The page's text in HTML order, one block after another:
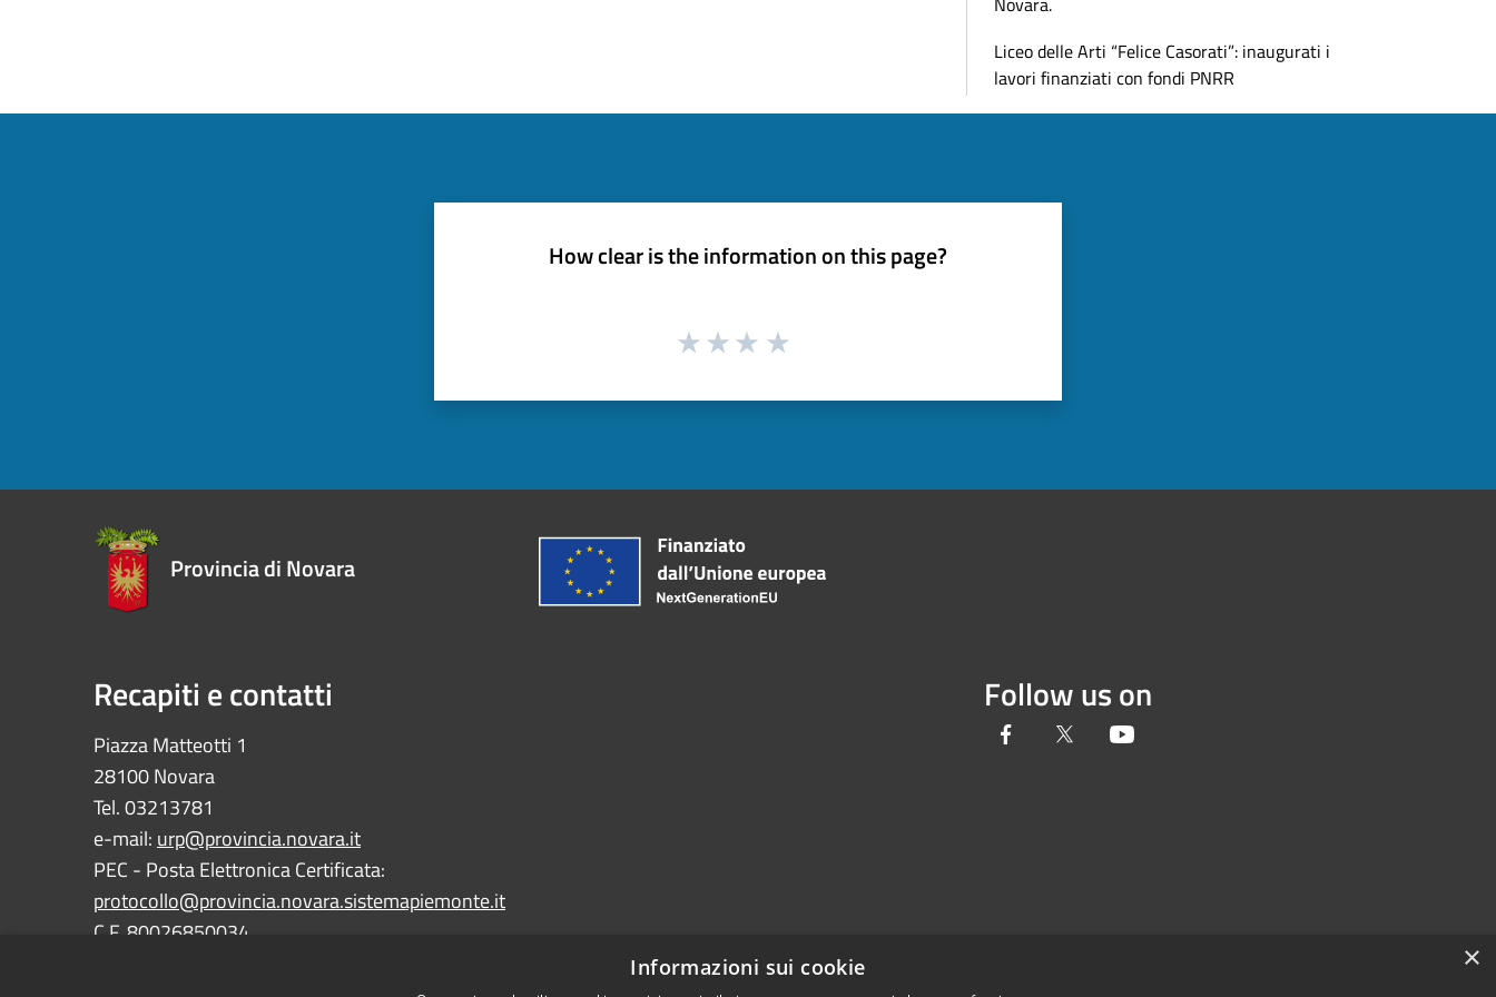
Liceo delle Arti “Felice Casorati”: inaugurati i
lavori finanziati con fondi PNRR
How clear is the information on this page?
Provincia di Novara
Recapiti e contatti
Piazza Matteotti 1
28100 Novara
Tel. 03213781
e-mail: urp@provincia.novara.it
PEC - Posta Elettronica Certificata:
protocollo@provincia.novara.sistemapiemonte.it
C.F. 80026850034
Follow us on
Facebook Twitter
×
Informazioni sui cookie